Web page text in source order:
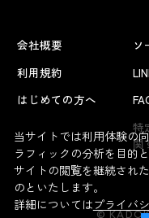
会社概要
利用規約
はじめての方へ
ソ
特
関
©
当サイトでは利用体験の
ラフィックの分析を目的
サイトの閲覧を継続され
のといたします。
詳細についてはプライバ